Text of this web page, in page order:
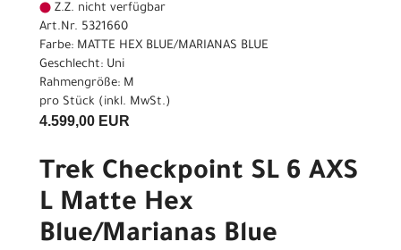
Z.Z. nicht verfügbar
Art.Nr. 5321660
Farbe: MATTE HEX BLUE/MARIANAS BLUE
Geschlecht: Uni
Rahmengröße: M
pro Stück (inkl. MwSt.)
4.599,00 EUR
Trek Checkpoint SL 6 AXS
L Matte Hex
Blue/Marianas Blue